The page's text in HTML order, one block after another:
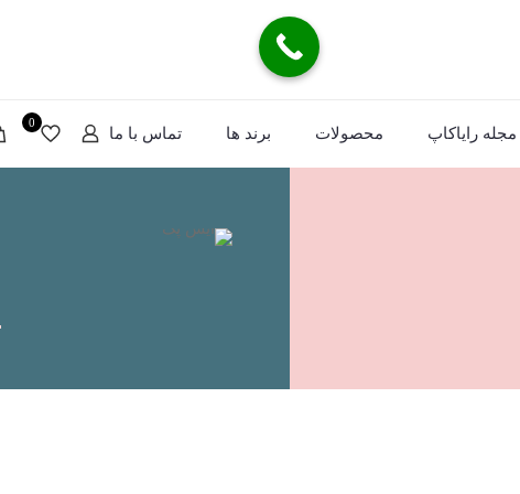
مجله رایاکاپ محصولات برند ها تماس با ما 0